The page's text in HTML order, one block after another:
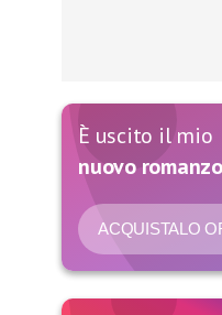
È uscito il mio
nuovo romanzo
ACQUISTALO